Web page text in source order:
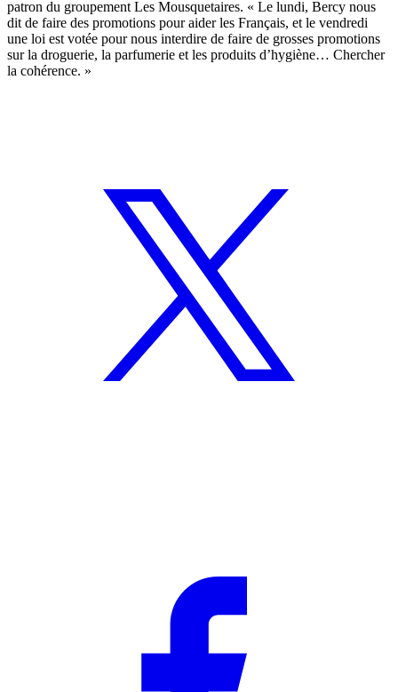
patron du groupement Les Mousquetaires. « Le lundi, Bercy nous
dit de faire des promotions pour aider les Français, et le vendredi
une loi est votée pour nous interdire de faire de grosses promotions
sur la droguerie, la parfumerie et les produits d’hygiène… Chercher
la cohérence. »